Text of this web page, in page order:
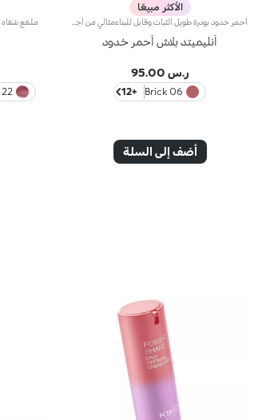
الأكثر مبيعًا
أنليميتد بلاش أحمر خدود
ر.س 95.00
06 Brick
+12
أضف إلى السلة
22 Sparkling Red Garnet